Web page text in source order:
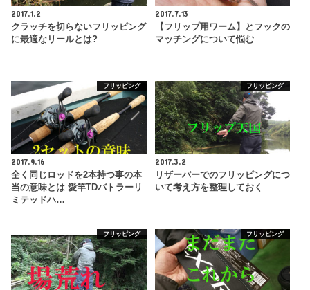
2017.1.2
クラッチを切らないフリッピング
に最適なリールとは?
2017.7.13
【フリップ用ワーム】とフックの
マッチングについて悩む
フリッピング
2017.9.16
全く同じロッドを2本持つ事の本
当の意味とは 愛竿TDバトラーリ
ミテッドハ…
フリッピング
2017.3.2
リザーバーでのフリッピングにつ
いて考え方を整理しておく
フリッピング フリッピング